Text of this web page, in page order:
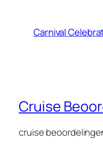
Carnival
Cruise
cruise